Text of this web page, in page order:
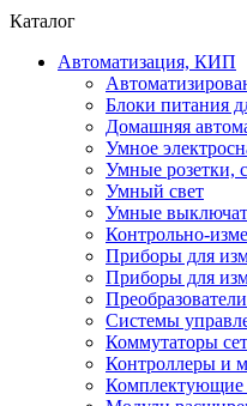
Каталог
Автоматизация, КИП
Блоки питания
Домашняя
Умное
Умные розетки,
Умный свет
Умные
Контрольно-
Приборы для
Приборы для
Системы
Коммутаторы
Контроллеры и
Комплектующие